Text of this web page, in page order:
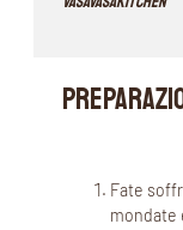
Fate
mondate